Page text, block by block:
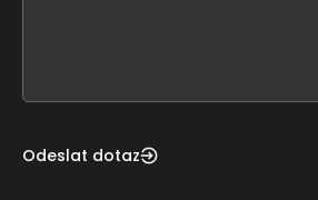
Odeslat dotaz